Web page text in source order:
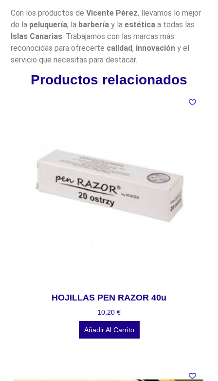
Con los productos deVicente Pérez, llevamos lo mejor
de la peluquería, la barbería y laestética a todas las
Islas Canarias. Trabajamos con las marcas más
reconocidas para ofrecerte calidad, innovación y el
servicio que necesitas para destacar.
Productos relacionados
HOJILLAS PEN RAZOR 40u
10,20 €
Añadir Al Carrito